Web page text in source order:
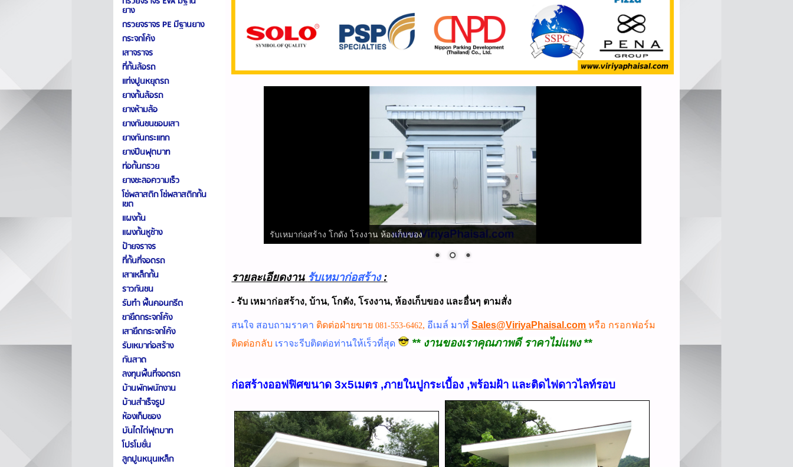
ยาง
กรวยจราจร PE มีฐานยาง
กระจกโค้ง
เสาจราจร
ที่กั้นล้อรถ
แท่งปูนหยุดรถ
ยางกั้นล้อรถ
ยางห้ามล้อ
ยางกันชนขอบเสา
ยางกันกระแทก
ยางปีนฟุตบาท
ท่อกั้นกรวย
ยางชะลอความเร็ว
โซ่พลาสติก โซ่พลาสติกกั้น
เขต
แผงกั้น
แผงกั้นหูช้าง
ป้ายจราจร
ที่กั้นที่จอดรถ
เสาเหล็กกั้น
ราวกันชน
รับทำ พื้นคอนกรีต
ขายึดกระจกโค้ง
เสายึดกระจกโค้ง
รับเหมาก่อสร้าง
กันสาด
ลงทุนพื้นที่จอดรถ
บ้านพักพนักงาน
บ้านสำเร็จรูป
ห้องเก็บของ
บันไดไต่ฟุตบาท
โปรโมชั่น
ลูกปูนหนุนเหล็ก
รับเหมาก่อสร้าง โกดัง โรงงาน ห้องเก็บของ
รายละเอียดงาน รับเหมาก่อสร้าง :
- รับ เหมาก่อสร้าง, บ้าน, โกดัง, โรงงาน, ห้องเก็บของ และอื่นๆ ตามสั่ง
สนใจ สอบถามราคา ติดต่อฝ่ายขาย081-553-6462, อีเมล์ มาที่Sales@ViriyaPhaisal.com หรือ กรอกฟอร์ม
ติดต่อกลับ เราจะรีบติดต่อท่านให้เร็วที่สุด ** งานของเราคุณภาพดี ราคาไม่แพง **
ก่อสร้างออฟฟิศขนาด 3x5เมตร ,ภายในปูกระเบื้อง ,พร้อมฝ้า และติดไฟดาวไลท์รอบ